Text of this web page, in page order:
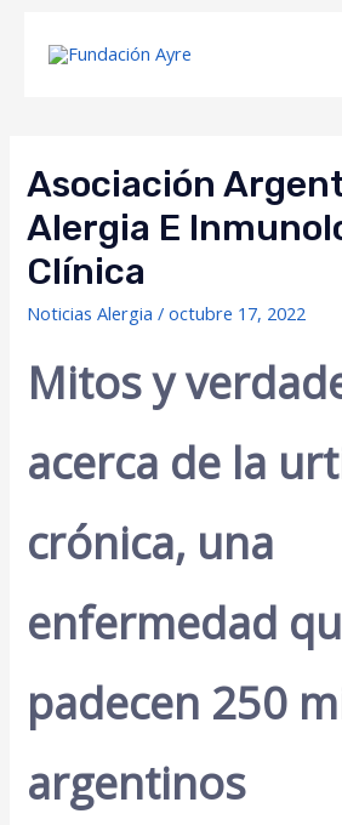
Asociación
Alergia E
Clínica
Noticias Alergia /octubre 17, 2022
Mitos y
acerca de la
crónica, una
enfermedad
padecen 250
argentinos